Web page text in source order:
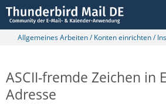
Allgemeines Arbeiten / Konten einrichten /
ASCII-fremde Zeichen in
Adresse